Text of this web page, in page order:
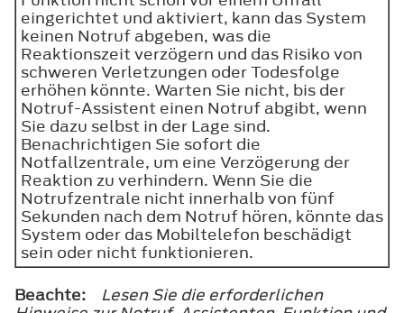
eingerichtet und aktiviert, kann das System
keinen Notruf abgeben, was die
Reaktionszeit verzögern und das Risiko von
schweren Verletzungen oder Todesfolge
erhöhen könnte. Warten Sie nicht, bis der
Notruf-Assistent einen Notruf abgibt, wenn
Sie dazu selbst in der Lage sind.
Benachrichtigen Sie sofort die
Notfallzentrale, um eine Verzögerung der
Reaktion zu verhindern. Wenn Sie die
Notrufzentrale nicht innerhalb von fünf
Sekunden nach dem Notruf hören, könnte das
System oder das Mobiltelefon beschädigt
sein oder nicht funktionieren.
Beachte:
Lesen Sie die erforderlichen